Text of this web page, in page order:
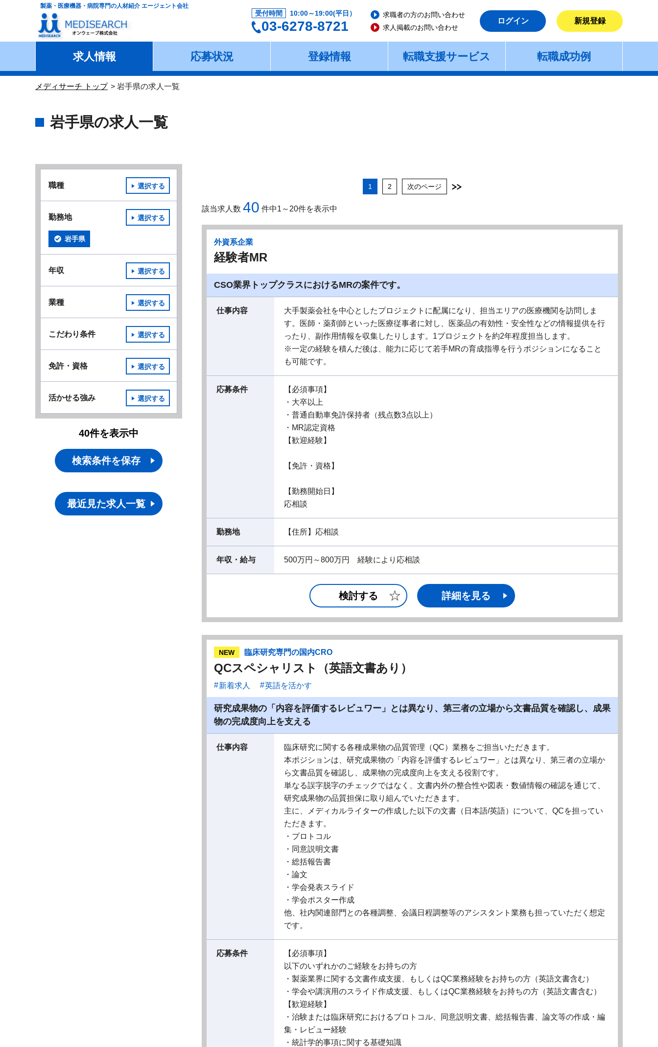
製薬・医療機器・病院専門の人材紹介 エージェント会社
受付時間 10:00～19:00(平日）
03-6278-8721
求職者の方のお問い合わせ
求人掲載のお問い合わせ
ログイン 新規登録
求人情報 応募状況 登録情報 転職支援サービス 転職成功例
メディサーチ トップ 岩手県の求人一覧
岩手県の求人一覧
1 2 次のページ
該当求人数 40 件中1～20件を表示中
外資系企業
経験者MR
CSO業界トップクラスにおけるMRの案件です。
仕事内容
大手製薬会社を中心としたプロジェクトに配属になり、担当エリアの医療機関を訪問しま
す。医師・薬剤師といった医療従事者に対し、医薬品の有効性・安全性などの情報提供を行
ったり、副作用情報を収集したりします。1プロジェクトを約2年程度担当します。
※一定の経験を積んだ後は、能力に応じて若手MRの育成指導を行うポジションになること
も可能です。
応募条件
【必須事項】
・大卒以上
・普通自動車免許保持者（残点数3点以上）
・MR認定資格
【歓迎経験】
【免許・資格】
【勤務開始日】
応相談
勤務地 【住所】応相談
年収・給与 500万円～800万円 経験により応相談
検討する 詳細を見る
NEW 臨床研究専門の国内CRO
QCスペシャリスト（英語文書あり）
新着求人 英語を活かす
研究成果物の「内容を評価するレビュワー」とは異なり、第三者の立場から文書品質を確認し、成果
物の完成度向上を支える
仕事内容
臨床研究に関する各種成果物の品質管理（QC）業務をご担当いただきます。
本ポジションは、研究成果物の「内容を評価するレビュワー」とは異なり、第三者の立場か
ら文書品質を確認し、成果物の完成度向上を支える役割です。
単なる誤字脱字のチェックではなく、文書内外の整合性や図表・数値情報の確認を通じて、
研究成果物の品質担保に取り組んでいただきます。
主に、メディカルライターの作成した以下の文書（日本語/英語）について、QCを担ってい
ただきます。
・プロトコル
・同意説明文書
・総括報告書
・論文
・学会発表スライド
・学会ポスター作成
他、社内関連部門との各種調整、会議日程調整等のアシスタント業務も担っていただく想定
です。
応募条件
【必須事項】
以下のいずれかのご経験をお持ちの方
・製薬業界に関する文書作成支援、もしくはQC業務経験をお持ちの方（英語文書含む）
・学会や講演用のスライド作成支援、もしくはQC業務経験をお持ちの方（英語文書含む）
【歓迎経験】
・治験または臨床研究におけるプロトコル、同意説明文書、総括報告書、論文等の作成・編
集・レビュー経験
・統計学的事項に関する基礎知識
職種 選択する
勤務地 選択する
岩手県
年収 選択する
業種 選択する
こだわり条件 選択する
免許・資格 選択する
活かせる強み 選択する
40件を表示中
検索条件を保存
最近見た求人一覧